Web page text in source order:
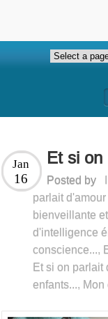
Et si
Jan
16 Posted by
parlait
bienveillante
d'intelligence
conscience...,
Et si on parlait
enfants...,